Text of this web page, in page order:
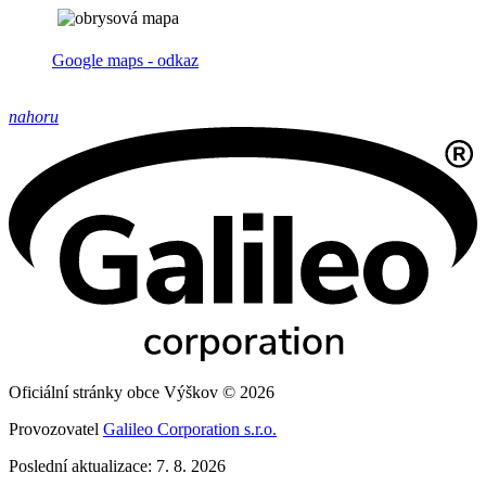
Google maps - odkaz
nahoru
Oficiální stránky obce Výškov © 2026
Provozovatel Galileo Corporation s.r.o.
Poslední aktualizace: 7. 8. 2026